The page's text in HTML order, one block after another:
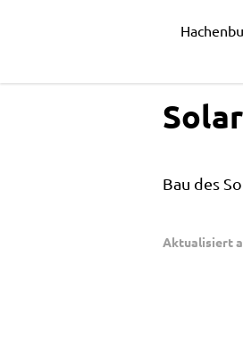
wächst
Solarpark
Bau des
Aktualisiert